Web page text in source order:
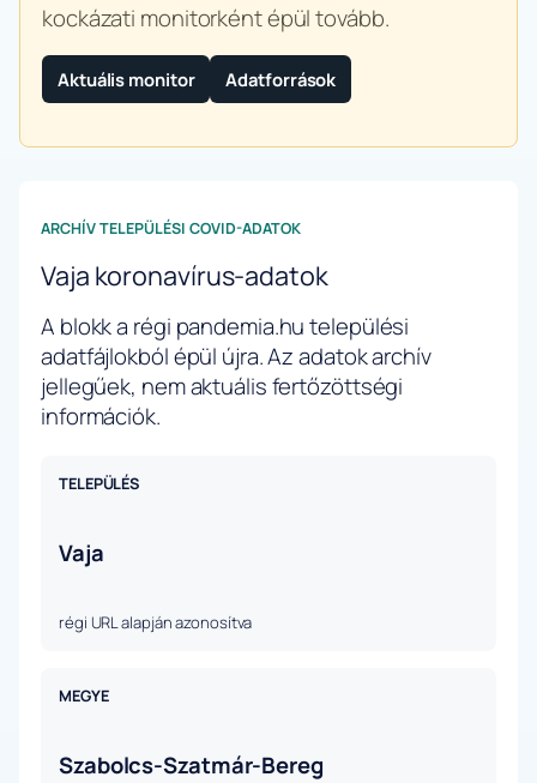
kockázati monitorként épül tovább.
Aktuális monitor Adatforrások
ARCHÍV TELEPÜLÉSI COVID-ADATOK
Vaja koronavírus-adatok
A blokk a régi pandemia.hu települési
adatfájlokból épül újra. Az adatok archív
jellegűek, nem aktuális fertőzöttségi
információk.
TELEPÜLÉS
Vaja
régi URL alapján azonosítva
MEGYE
Szabolcs-Szatmár-Bereg